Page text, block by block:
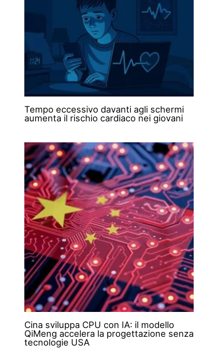
Tempo eccessivo davanti agli schermi
aumenta il rischio cardiaco nei giovani
Cina sviluppa CPU con IA: il modello
QiMeng accelera la progettazione senza
tecnologie USA